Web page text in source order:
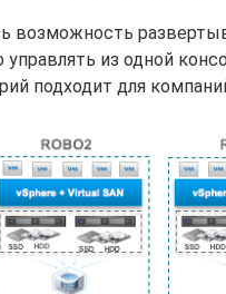
возможность
из одной
подходит для